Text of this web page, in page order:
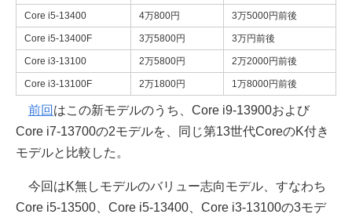
Core i5-13400 4万800円 3万5000円前後
Core i5-13400F 3万5800円 3万円前後
Core i3-13100 2万5800円 2万2000円前後
Core i3-13100F 2万1800円 1万8000円前後
前回 はこの新モデルのうち、Core i9-13900および
Core i7-13700の2モデルを、同じ第13世代CoreのK付き
モデルと比較した。
今回はK無しモデルのバリュー志向モデル、すなわち
Core i5-13500、Core i5-13400、Core i3-13100の3モデ